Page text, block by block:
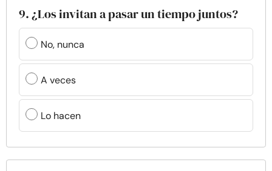
9. ¿Los invitan a pasar un tiempo juntos?
No, nunca
A veces
Lo hacen